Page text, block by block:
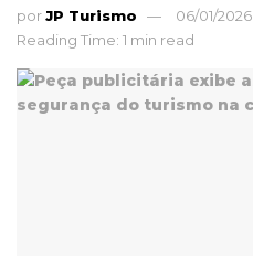
porJP Turismo
06/01/2026
Reading Time: 1 min read